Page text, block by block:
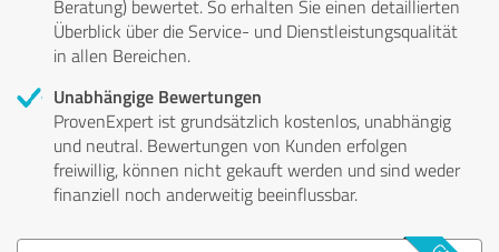
Beratung) bewertet. So erhalten Sie einen detaillierten
Überblick über die Service- und Dienstleistungsqualität
in allen Bereichen.
Unabhängige Bewertungen
ProvenExpert ist grundsätzlich kostenlos, unabhängig
und neutral. Bewertungen von Kunden erfolgen
freiwillig, können nicht gekauft werden und sind weder
finanziell noch anderweitig beeinflussbar.